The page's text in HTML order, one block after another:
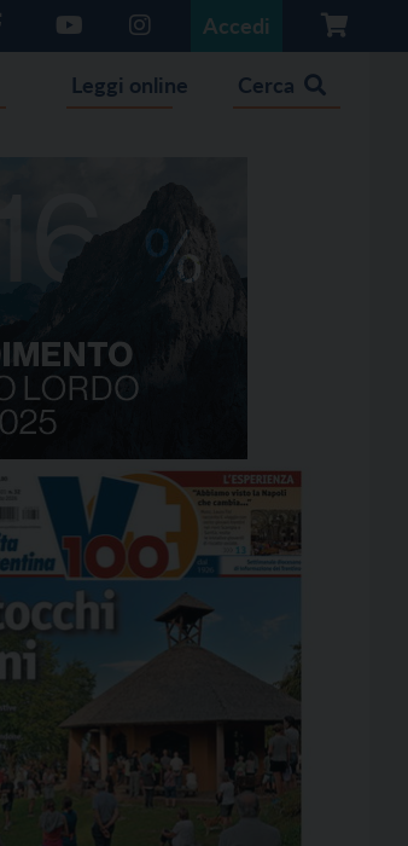
Accedi
Leggi online Cerca